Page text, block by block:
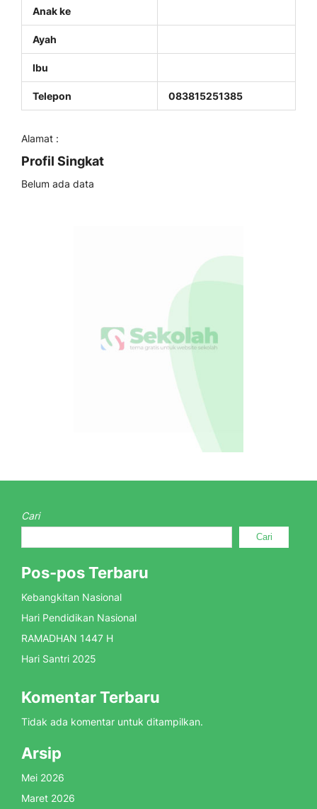
Anak ke
Ayah
Ibu
Telepon 083815251385
Alamat :
Profil Singkat
Belum ada data
Cari
Cari
Pos-pos Terbaru
Kebangkitan Nasional
Hari Pendidikan Nasional
RAMADHAN 1447 H
Hari Santri 2025
Komentar Terbaru
Tidak ada komentar untuk ditampilkan.
Arsip
Mei 2026
Maret 2026